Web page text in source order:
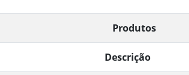
Produtos
Descrição